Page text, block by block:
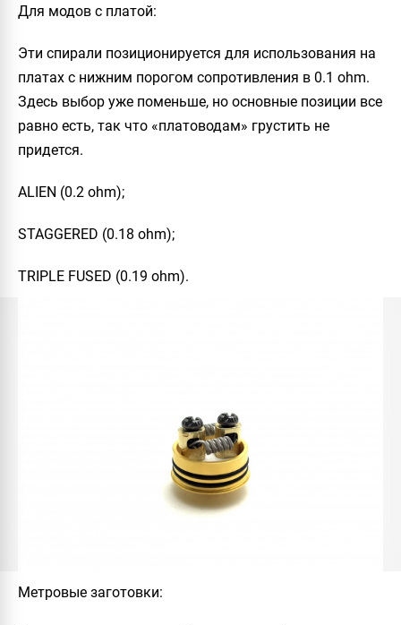
Для модов с платой:
Эти спирали позиционируется для использования на
платах с нижним порогом сопротивления в 0.1 ohm.
Здесь выбор уже поменьше, но основные позиции все
равно есть, так что «платоводам» грустить не
придется.
ALIEN (0.2 ohm);
STAGGERED (0.18 ohm);
TRIPLE FUSED (0.19 ohm).
Метровые заготовки: